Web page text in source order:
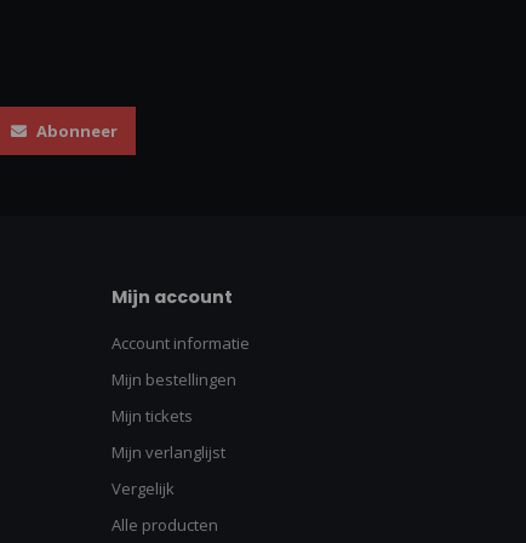
Abonneer
Mijn account
Account informatie
Mijn bestellingen
Mijn tickets
Mijn verlanglijst
Vergelijk
Alle producten